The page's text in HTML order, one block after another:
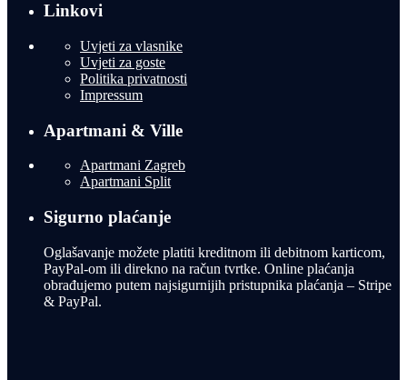
Linkovi
Uvjeti za vlasnike
Uvjeti za goste
Politika privatnosti
Impressum
Apartmani & Ville
Apartmani Zagreb
Apartmani Split
Sigurno plaćanje
Oglašavanje možete platiti kreditnom ili debitnom karticom,
PayPal-om ili direkno na račun tvrtke. Online plaćanja
obrađujemo putem najsigurnijih pristupnika plaćanja – Stripe
& PayPal.